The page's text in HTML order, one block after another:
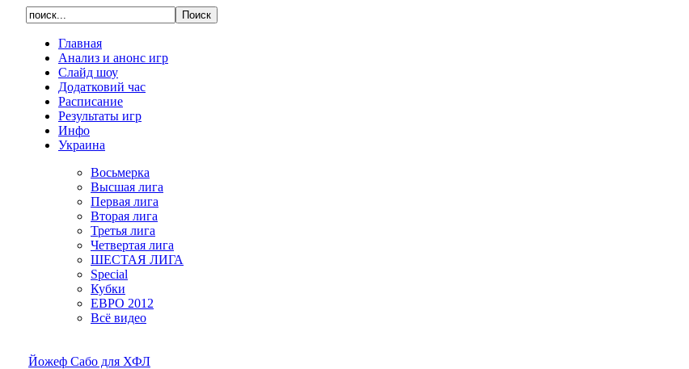
Главная
Анализ и анонс игр
Слайд шоу
Додатковий час
Расписание
Результаты игр
Инфо
Украина
Восьмерка
Высшая лига
Первая лига
Вторая лига
Третья лига
Четвертая лига
ШЕСТАЯ ЛИГА
Special
Кубки
ЕВРО 2012
Всё видео
Йожеф Сабо для ХФЛ